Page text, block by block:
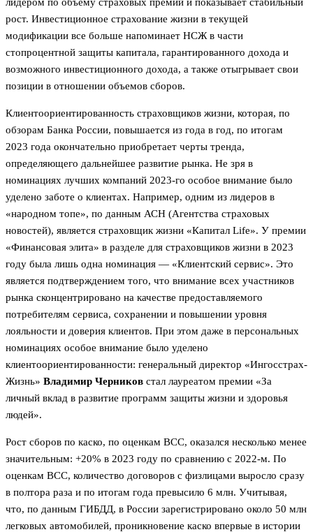
рост. Инвестиционное страхование жизни в текущей
модификации все больше напоминает НСЖ в части
стопроцентной защиты капитала, гарантированного дохода и
возможного инвестиционного дохода, а также отыгрывает свои
позиции в отношении объемов сборов.
Клиентоориентированность страховщиков жизни, которая, по
обзорам Банка России, повышается из года в год, по итогам
2023 года окончательно приобретает черты тренда,
определяющего дальнейшее развитие рынка. Не зря в
номинациях лучших компаний 2023-го особое внимание было
уделено заботе о клиентах. Например, одним из лидеров в
«народном топе», по данным АСН (Агентства страховых
новостей), является страховщик жизни «Капитал Life». У премии
«Финансовая элита» в разделе для страховщиков жизни в 2023
году была лишь одна номинация — «Клиентский сервис». Это
является подтверждением того, что внимание всех участников
рынка сконцентрировано на качестве предоставляемого
потребителям сервиса, сохранении и повышении уровня
лояльности и доверия клиентов. При этом даже в персональных
номинациях особое внимание было уделено
клиентоориентированности: генеральный директор «Ингосстрах-
Жизнь» Владимир Черников стал лауреатом премии «За
личный вклад в развитие программ защиты жизни и здоровья
людей».
Рост сборов по каско, по оценкам ВСС, оказался несколько менее
значительным: +20% в 2023 году по сравнению с 2022-м. По
оценкам ВСС, количество договоров с физлицами выросло сразу
в полтора раза и по итогам года превысило 6 млн. Учитывая,
что, по данным ГИБДД, в России зарегистрировано около 50 млн
легковых автомобилей, проникновение каско впервые в истории